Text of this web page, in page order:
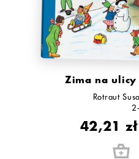
Zima na ulicy
Rotraut
42,21 zł